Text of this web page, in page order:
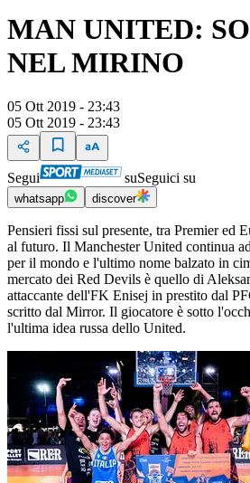
MAN UNITED:
NEL MIRINO
05 Ott 2019 - 23:43
05 Ott 2019 - 23:43
Segui suSeguici su
whatsapp discover
Pensieri fissi sul presente, tra Premier ed
al futuro. Il Manchester United continua
per il mondo e l'ultimo nome balzato in
mercato dei Red Devils è quello di
attaccante dell'FK Enisej in prestito dal
scritto dal Mirror. Il giocatore è sotto
l'ultima idea russa dello United.